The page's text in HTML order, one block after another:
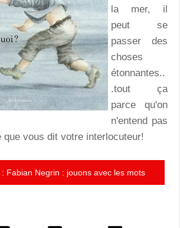
la mer, il
peut se
passer des
choses
étonnantes..
.tout ça
parce qu'on
n'entend pas
que vous dit votre interlocuteur!
Fabian Negrin : jouons avec les mots